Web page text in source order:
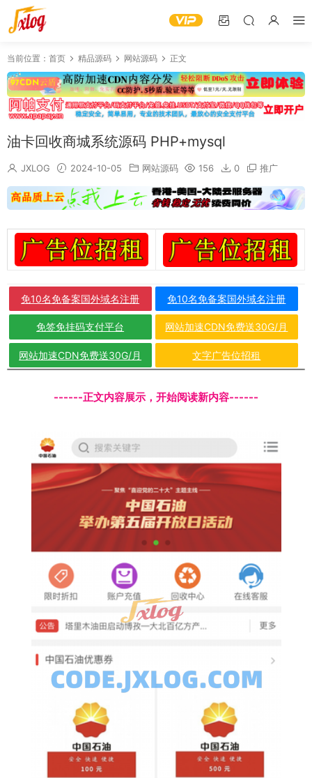
当前位置： 首页 精品源码 网站源码 正文
油卡回收商城系统源码 PHP+mysql
JXLOG 2024-10-05 网站源码 156 0 推广
免10名免备案国外域名注册 免10名免备案国外域名注册
免签免挂码支付平台 网站加速CDN免费送30G/月
网站加速CDN免费送30G/月 文字广告位招租
------正文内容展示，开始阅读新内容------